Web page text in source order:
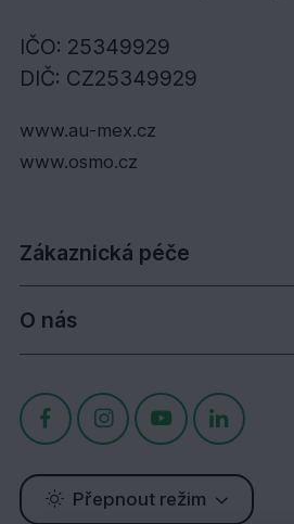
IČO: 25349929
DIČ: CZ25349929
www.au-mex.cz
www.osmo.cz
Zákaznická péče
O nás
Přepnout režim